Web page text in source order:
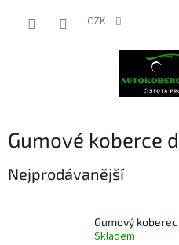
CZK
Gumové koberce
Nejprodávanější
Gumový
Skladem